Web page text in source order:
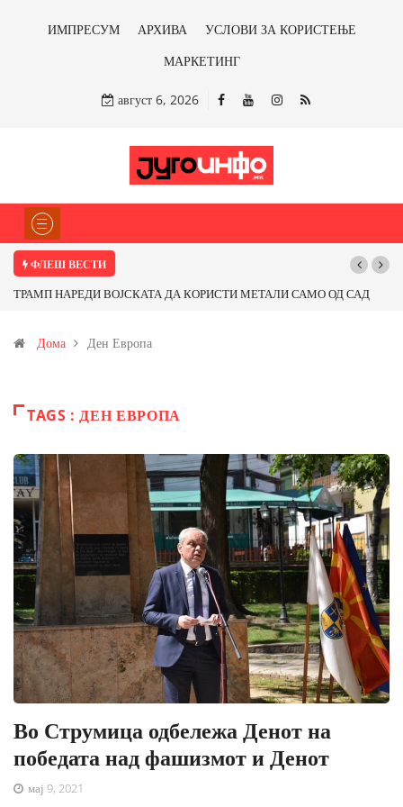
ИМПРЕСУМ АРХИВА
УСЛОВИ ЗА КОРИСТЕЊЕ
МАРКЕТИНГ
август 6, 2026
ФЛЕШ ВЕСТИ
ТРАМП НАРЕДИ ВОЈСКАТА ДА КОРИСТИ МЕТАЛИ САМО ОД САД
Иловица и со антимонот?
Дома Ден Европа
TAGS : ДЕН ЕВРОПА
Во Струмица одбележа Денот на
победата над фашизмот и Денот
мај 9, 2021